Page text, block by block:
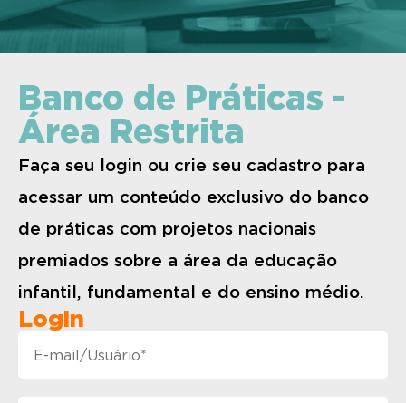
Banco de Práticas -
Área Restrita
Faça seu login ou crie seu cadastro para
acessar um conteúdo exclusivo do banco
de práticas com projetos nacionais
premiados sobre a área da educação
infantil, fundamental e do ensino médio.
Login